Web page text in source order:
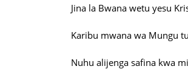
Jina la Bwana wetu yesu
Karibu mwana wa Mungu
Nuhu alijenga safina kwa